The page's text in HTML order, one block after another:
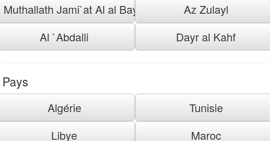
Muthallath Jami`at Al al Bayt
Az Zulayl
Al `Abdalli
Dayr al Kahf
Pays
Algérie
Tunisie
Libye
Maroc